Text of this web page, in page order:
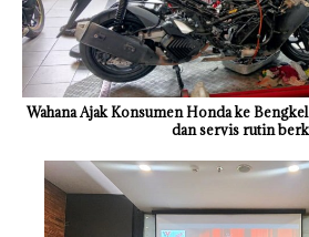
Wahana Ajak Konsumen Honda ke
dan servis rutin